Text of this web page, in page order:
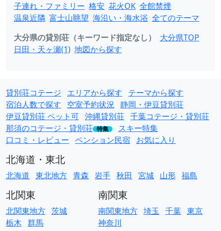
子連れ・ファミリー 格安 花火OK 全館禁煙
温泉近隣 富士山眺望 海沿い・海水浴 全てのテーマ
大分県の貸別荘（キーワード指定なし）
大分県TOP
日田・天ヶ瀬(1) 地図から探す
貸別荘コテージ エリアから探す
テーマから探す
宿泊人数で探す
空室予約状況 静岡・伊豆貸別荘
伊豆貸別荘 ペット可 沖縄貸別荘 千葉コテージ・貸別荘
那須のコテージ・貸別荘 特集
スキー特集
口コミ・レビュー ペンション民宿 お気に入り
北海道・東北
北海道 東北地方 青森 岩手 秋田 宮城 山形 福島
北関東
北関東地方 茨城
栃木 群馬
南関東
南関東地方 埼玉 千葉 東京
神奈川